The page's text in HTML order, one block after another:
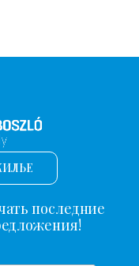
последние